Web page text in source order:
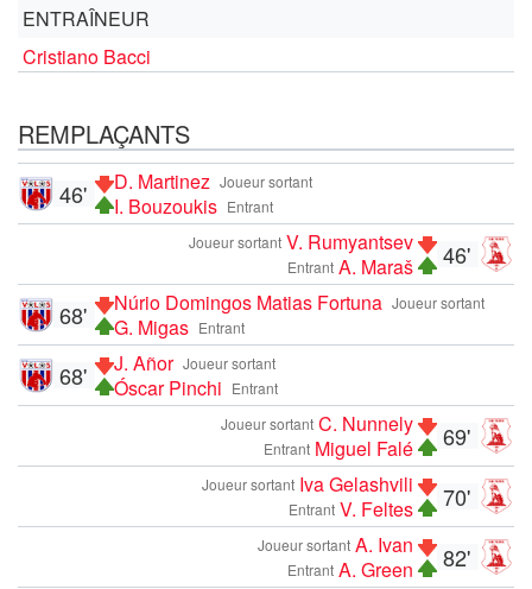
ENTRAÎNEUR
Cristiano Bacci
REMPLAÇANTS
Joueur sortant
D. Martinez
Entrant
I. Bouzoukis
46'
46'
Joueur sortant V. Rumyantsev
Entrant A. Maraš
Joueur sortant
Núrio Domingos Matias Fortuna
Entrant
G. Migas
68'
Joueur sortant
J. Añor
Entrant
Óscar Pinchi
68'
69'
Joueur sortant C. Nunnely
Entrant Miguel Falé
70'
Joueur sortant Iva Gelashvili
Entrant V. Feltes
82'
Joueur sortant A. Ivan
Entrant A. Green